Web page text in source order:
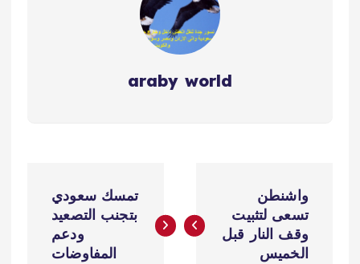
araby world
ص
واشنطن
تسعى لتثبيت
وقف النار قبل
الخميس
تمسك سعودي
بتجنب التصعيد
ودعم
المفاوضات